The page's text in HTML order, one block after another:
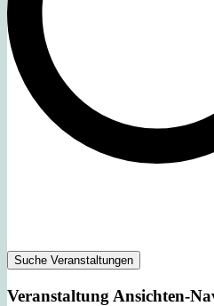
Suche Veranstaltungen
Veranstaltung Ansichten-